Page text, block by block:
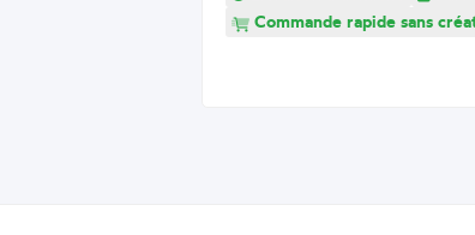
Commande rapide sans